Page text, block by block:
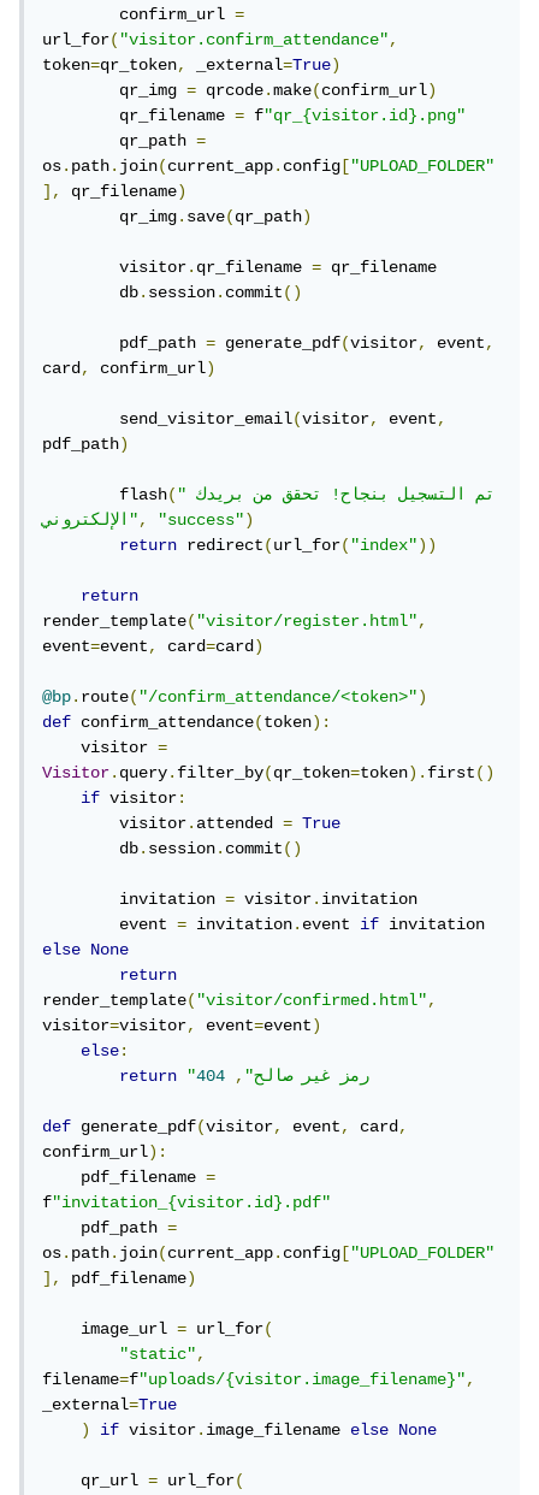
        confirm_url
=
url_for("visitor.confirm_attendance",
token=qr_token, _external=True)
        qr_img
= qrcode.make(confirm_url)
        qr_filename
= f"qr_{visitor.id}.png"
        qr_path
=
os.path.join(current_app.config ["UPLOAD_FOLDER"
],
qr_filename)
        qr_img
.save(qr_path)
        visitor
.qr_filename = qr_filename
        db
.session.commit()
        pdf_path
= generate_pdf(visitor, event,
card, confirm_url)
        send_visitor_email
(visitor, event,
pdf_path)
        flash
("تم التسجيل بنجاح! تحقق من بريدك
الإلكتروني", "success")
return redirect(url_for("index"))
return
render_template("visitor/register.html",
event=event, card=card)
@bp.route("/confirm_attendance/<token>")
def confirm_attendance(token):
    visitor
=
Visitor.query.filter_by(qr_token=token).first()
if visitor:
        visitor
.attended =
True
        db
.session.commit()
        invitation
= visitor.invitation
        event
= invitation.event if
else
None
return
render_template("visitor/confirmed.html",
visitor=visitor, event=event)
else:
return
"رمز غير صالح",
404
def generate_pdf(visitor, event, card,
confirm_url):
    pdf_filename
=
f"invitation_{visitor.id}.pdf"
    pdf_path
=
os.path.join(current_app.config ["UPLOAD_FOLDER"
],
pdf_filename)
    image_url
= url_for(
"static",
filename=f"uploads/{visitor.image_filename}",
_external=True
)
if visitor.image_filename else None
    qr_url
= url_for(